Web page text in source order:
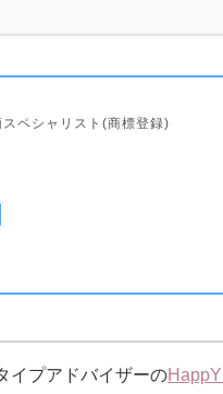
ペシャリスト(商標登録)
イプアドバイザーの